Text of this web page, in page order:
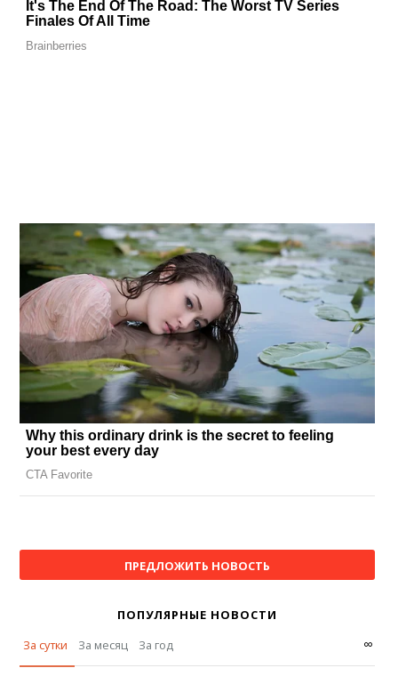
ПРЕДЛОЖИТЬ НОВОСТЬ
ПОПУЛЯРНЫЕ НОВОСТИ
За сутки
За месяц За год ∞